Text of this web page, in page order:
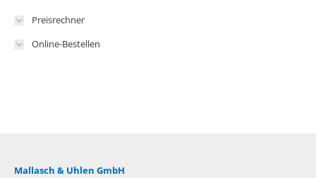
Preisrechner
Online-Bestellen
Mallasch & Uhlen GmbH